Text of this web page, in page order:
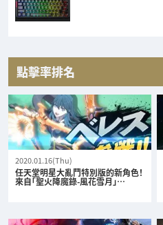
點擊率排名
2020.01.16(Thu)
任天堂明星大亂鬥特別版的新角色！
來自「聖火降魔錄-風花雪月」…